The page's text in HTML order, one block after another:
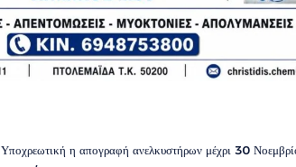
Υποχρεωτική η απογραφή ανελκυστήρων μέχρι 30